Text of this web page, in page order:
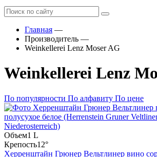
Главная —
Производитель —
Weinkellerei Lenz Moser AG
Weinkellerei Lenz
По популярности По алфавиту По цене
Объем1 L
Крепость12°
Херренштайн Грюнер Вельтлинер вино